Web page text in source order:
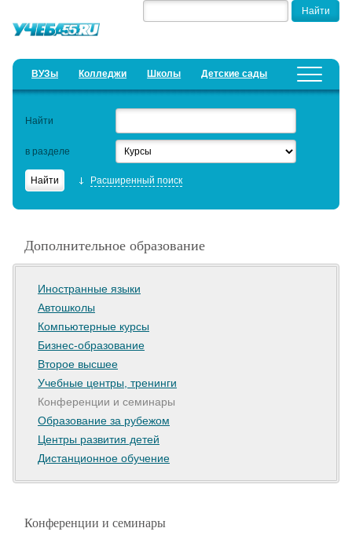
ВУЗы Колледжи Школы Детские сады
Добавить уч. заведение Предложить новость
Актуальные статьи
Найти
в разделе
Расширенный поиск
Дополнительное образование
Иностранные языки
Автошколы
Компьютерные курсы
Бизнес-образование
Второе высшее
Учебные центры, тренинги
Конференции и семинары
Образование за рубежом
Центры развития детей
Дистанционное обучение
Конференции и семинары